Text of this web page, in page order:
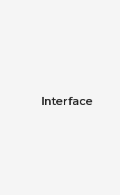
Interface